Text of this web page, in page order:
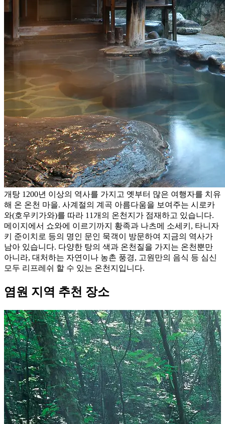
개탕 1200년 이상의 역사를 가지고 옛부터 많은 여행자를 치유
해 온 온천 마을. 사계절의 계곡 아름다움을 보여주는 시로카
와(호우키가와)를 따라 11개의 온천지가 점재하고 있습니다.
메이지에서 쇼와에 이르기까지 황족과 나츠메 소세키, 타니자
키 준이치로 등의 명인 문인 묵객이 방문하여 지금의 역사가
남아 있습니다. 다양한 탕의 색과 온천질을 가지는 온천뿐만
아니라, 대처하는 자연이나 농촌 풍경, 고원만의 음식 등 심신
모두 리프레쉬 할 수 있는 온천지입니다.
염원 지역 추천 장소